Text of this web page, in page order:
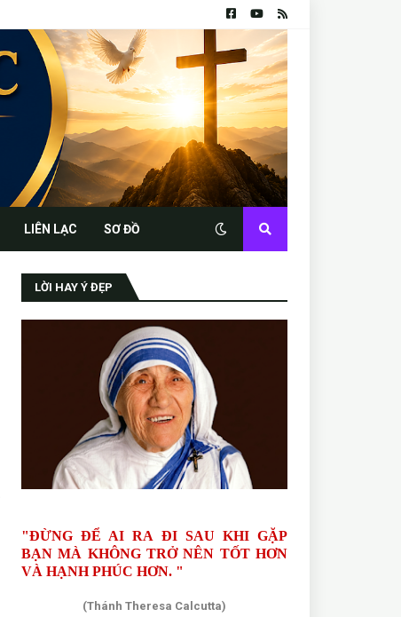
LIÊN LẠC SƠ ĐỒ
LỜI HAY Ý ĐẸP
"ĐỪNG ĐỂ AI RA ĐI SAU KHI GẶP
BẠN MÀ KHÔNG TRỞ NÊN TỐT HƠN
VÀ HẠNH PHÚC HƠN. "
(Thánh Theresa Calcutta)